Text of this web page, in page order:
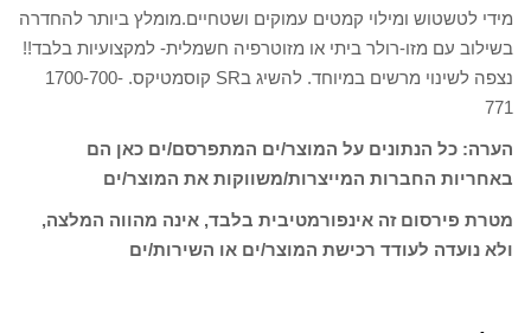
מידי לטשטוש ומילוי קמטים עמוקים ושטחיים.מומלץ ביותר להחדרה
בשילוב עם מזו-רולר ביתי או מזוטרפיה חשמלית- למקצועיות בלבד!!
נצפה לשינוי מרשים במיוחד. להשיג בSR קוסמטיקס. 1700-700-
771
הערה: כל הנתונים על המוצר/ים המתפרסם/ים כאן הם
באחריות החברות המייצרות/משווקות את המוצר/ים
מטרת פירסום זה אינפורמטיבית בלבד, אינה מהווה המלצה,
ולא נועדה לעודד רכישת המוצר/ים או השירות/ים